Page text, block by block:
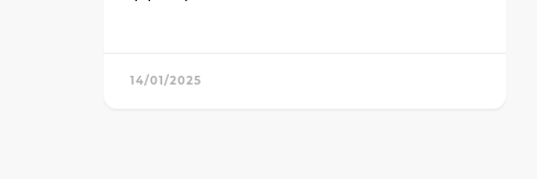
14/01/2025